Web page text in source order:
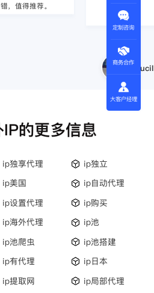
，值得推荐。
的更多信息
ip独享代理
ip独立
ip美国
ip自动代理
ip设置代理
ip购买
ip海外代理
ip池
ip池爬虫
ip池搭建
ip有代理
ip日本
ip提取网 ip局部代理
定制咨询
商务合作
大客户经理